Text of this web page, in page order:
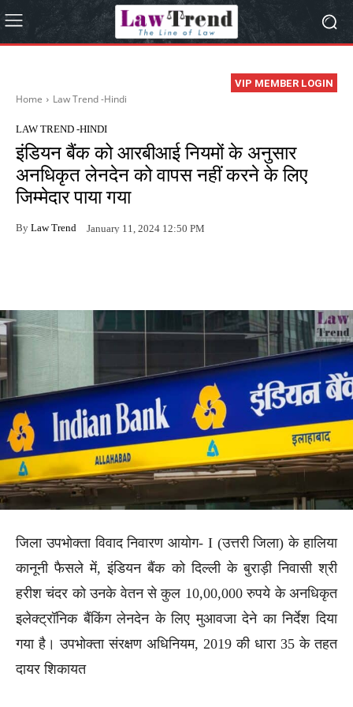
VIP MEMBER LOGIN
Home Law Trend -Hindi
LAW TREND -HINDI
इंडियन बैंक को आरबीआई नियमों के अनुसार
अनधिकृत लेनदेन को वापस नहीं करने के लिए
जिम्मेदार पाया गया
By Law Trend January 11, 2024 12:50 PM
जिला उपभोक्ता विवाद निवारण आयोग- I (उत्तरी जिला) के हालिया
कानूनी फैसले में, इंडियन बैंक को दिल्ली के बुराड़ी निवासी श्री
हरीश चंदर को उनके वेतन से कुल 10,00,000 रुपये के अनधिकृत
इलेक्ट्रॉनिक बैंकिंग लेनदेन के लिए मुआवजा देने का निर्देश दिया
गया है। उपभोक्ता संरक्षण अधिनियम, 2019 की धारा 35 के तहत
दायर शिकायत